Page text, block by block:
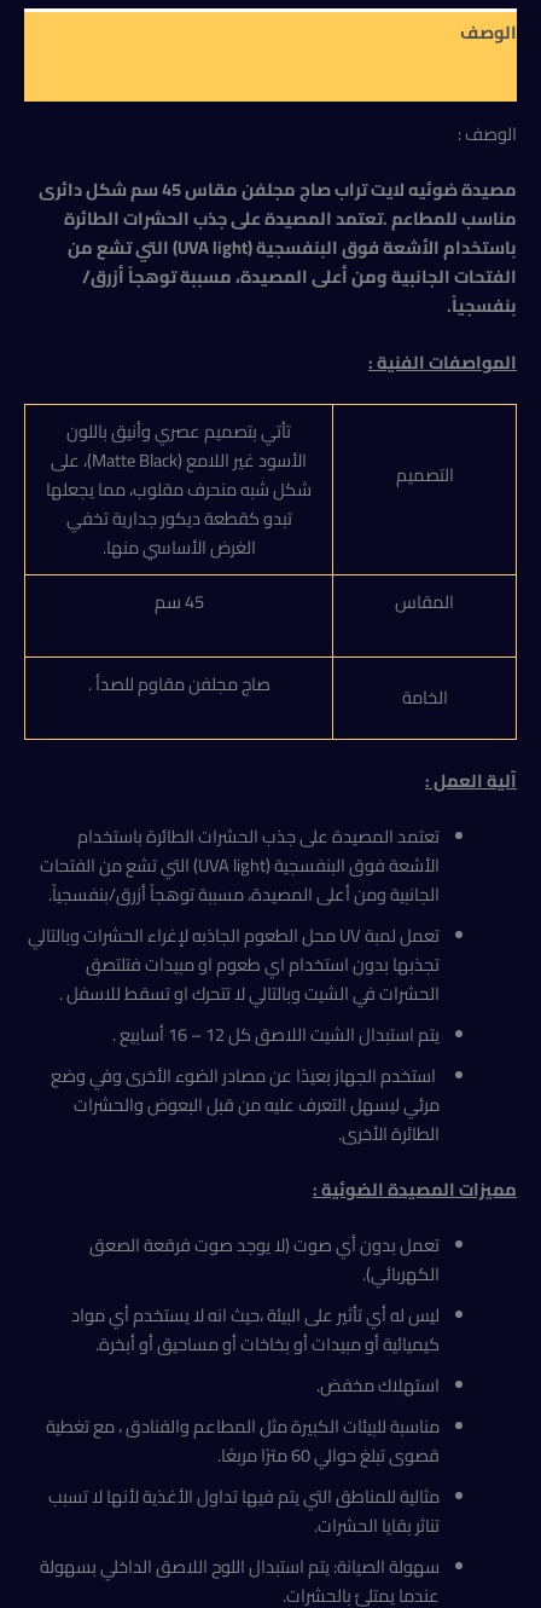
مقاس
45
مناسب
الوصف
الوصف :
مصيدة ضوئيه لايت تراب صاج مجلفن مقاس 45 سم شكل دائرى
مناسب للمطاعم .تعتمد المصيدة على جذب الحشرات الطائرة
باستخدام الأشعة فوق البنفسجية (UVA light) التي تشع من
الفتحات الجانبية ومن أعلى المصيدة، مسببة توهجاً أزرق/
بنفسجياً.
المواصفات الفنية :
التصميم
تأتي بتصميم عصري وأنيق باللون
الأسود غير اللامع (Matte Black)، على
شكل شبه منحرف مقلوب، مما يجعلها
تبدو كقطعة ديكور جدارية تخفي
الغرض الأساسي منها.
المقاس
45 سم
الخامة صاج مجلفن مقاوم للصدأ .
آلية العمل :
تعتمد المصيدة على جذب الحشرات الطائرة باستخدام
الأشعة فوق البنفسجية (UVA light) التي تشع من الفتحات
الجانبية ومن أعلى المصيدة، مسببة توهجاً أزرق/بنفسجياً.
تعمل لمبة UV محل الطعوم الجاذبه لإغراء الحشرات وبالتالي
تجذبها بدون استخدام اي طعوم او مبيدات فتلتصق
الحشرات في الشيت وبالتالي لا تتحرك او تسقط للاسفل .
يتم استبدال الشيت اللاصق كل 12 – 16 أسابيع .
استخدم الجهاز بعيدًا عن مصادر الضوء الأخرى وفي وضع
مرئي ليسهل التعرف عليه من قبل البعوض والحشرات
الطائرة الأخرى.
مميزات المصيدة الضوئية :
تعمل بدون أي صوت (لا يوجد صوت فرقعة الصعق
الكهربائي).
ليس له أي تأثير على البيئة ،حيث انه لا يستخدم أي مواد
كيميائية أو مبيدات أو بخاخات أو مساحيق أو أبخرة.
استهلاك مخفض.
مناسبة للبيئات الكبيرة مثل المطاعم والفنادق ، مع تغطية
قصوى تبلغ حوالي 60 مترًا مربعًا.
مثالية للمناطق التي يتم فيها تداول الأغذية لأنها لا تسبب
تناثر بقايا الحشرات.
سهولة الصيانة: يتم استبدال اللوح اللاصق الداخلي بسهولة
عندما يمتلئ بالحشرات.